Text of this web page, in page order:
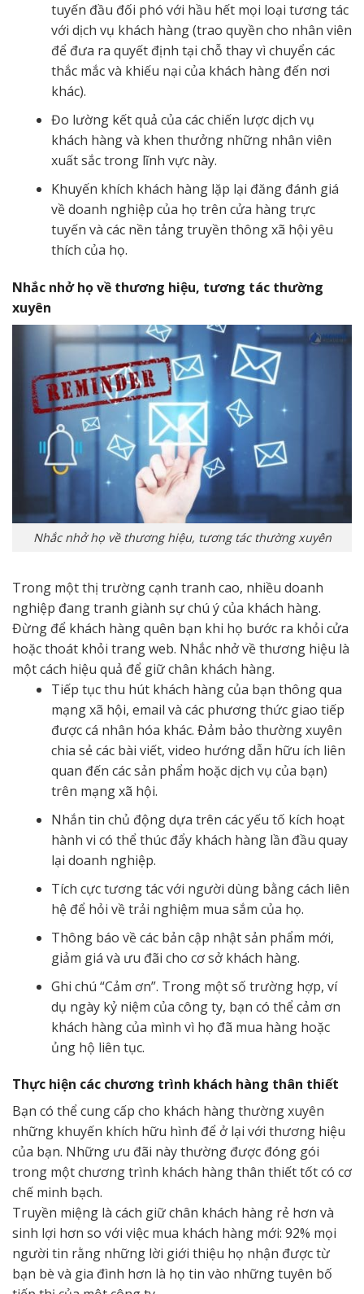
tuyến đầu đối phó với hầu hết mọi loại tương tác
với dịch vụ khách hàng (trao quyền cho nhân viên
để đưa ra quyết định tại chỗ thay vì chuyển các
thắc mắc và khiếu nại của khách hàng đến nơi
khác).
Đo lường kết quả của các chiến lược dịch vụ
khách hàng và khen thưởng những nhân viên
xuất sắc trong lĩnh vực này.
Khuyến khích khách hàng lặp lại đăng đánh giá
về doanh nghiệp của họ trên cửa hàng trực
tuyến và các nền tảng truyền thông xã hội yêu
thích của họ.
Nhắc nhở họ về thương hiệu, tương tác thường
xuyên
Nhắc nhở họ về thương hiệu, tương tác thường xuyên
Trong một thị trường cạnh tranh cao, nhiều doanh
nghiệp đang tranh giành sự chú ý của khách hàng.
Đừng để khách hàng quên bạn khi họ bước ra khỏi cửa
hoặc thoát khỏi trang web. Nhắc nhở về thương hiệu là
một cách hiệu quả để giữ chân khách hàng.
Tiếp tục thu hút khách hàng của bạn thông qua
mạng xã hội, email và các phương thức giao tiếp
được cá nhân hóa khác. Đảm bảo thường xuyên
chia sẻ các bài viết, video hướng dẫn hữu ích liên
quan đến các sản phẩm hoặc dịch vụ của bạn)
trên mạng xã hội.
Nhắn tin chủ động dựa trên các yếu tố kích hoạt
hành vi có thể thúc đẩy khách hàng lần đầu quay
lại doanh nghiệp.
Tích cực tương tác với người dùng bằng cách liên
hệ để hỏi về trải nghiệm mua sắm của họ.
Thông báo về các bản cập nhật sản phẩm mới,
giảm giá và ưu đãi cho cơ sở khách hàng.
Ghi chú “Cảm ơn”. Trong một số trường hợp, ví
dụ ngày kỷ niệm của công ty, bạn có thể cảm ơn
khách hàng của mình vì họ đã mua hàng hoặc
ủng hộ liên tục.
Thực hiện các chương trình khách hàng thân thiết
Bạn có thể cung cấp cho khách hàng thường xuyên
những khuyến khích hữu hình để ở lại với thương hiệu
của bạn. Những ưu đãi này thường được đóng gói
trong một chương trình khách hàng thân thiết tốt có cơ
chế minh bạch.
Truyền miệng là cách giữ chân khách hàng rẻ hơn và
sinh lợi hơn so với việc mua khách hàng mới: 92% mọi
người tin rằng những lời giới thiệu họ nhận được từ
bạn bè và gia đình hơn là họ tin vào những tuyên bố